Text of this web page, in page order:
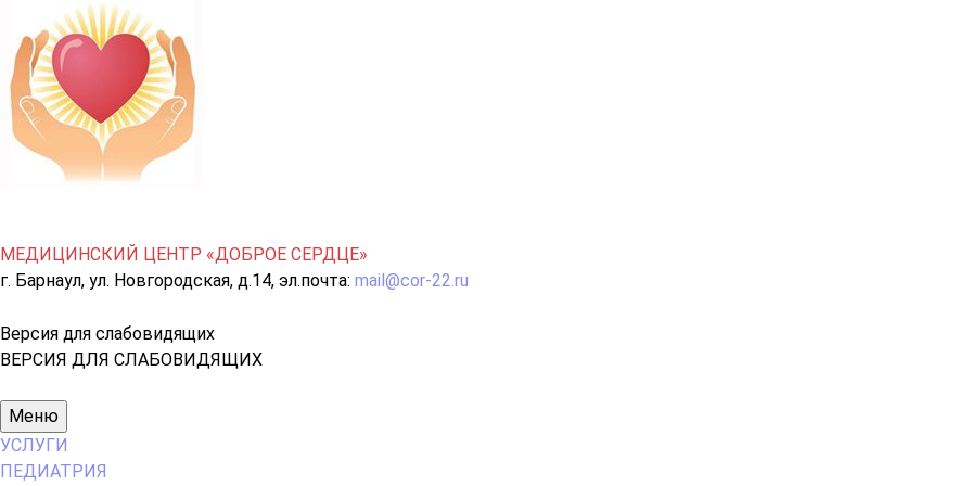
МЕДИЦИНСКИЙ ЦЕНТР «ДОБРОЕ СЕРДЦЕ»
г. Барнаул, ул. Новгородская, д.14, эл.почта: mail@cor-22.ru
Версия для слабовидящих
ВЕРСИЯ ДЛЯ СЛАБОВИДЯЩИХ
Основное
меню
Меню
УСЛУГИ
ПЕДИАТРИЯ